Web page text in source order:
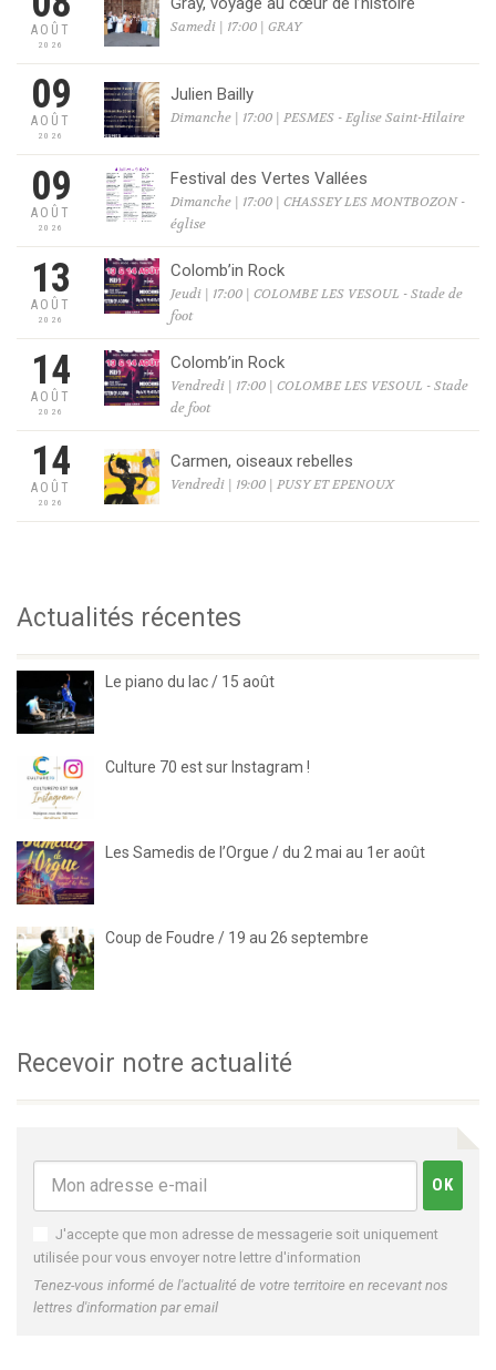
AOÛT
2026
Samedi | 17:00 | GRAY
09
AOÛT
2026
Julien Bailly
Dimanche | 17:00 | PESMES - Eglise Saint-Hilaire
09
AOÛT
2026
Festival des Vertes Vallées
Dimanche | 17:00 | CHASSEY LES MONTBOZON -
église
13
AOÛT
2026
Colomb’in Rock
Jeudi | 17:00 | COLOMBE LES VESOUL - Stade de
foot
14
AOÛT
2026
Colomb’in Rock
Vendredi | 17:00 | COLOMBE LES VESOUL - Stade
de foot
14
AOÛT
2026
Carmen, oiseaux rebelles
Vendredi | 19:00 | PUSY ET EPENOUX
Actualités récentes
Le piano du lac / 15 août
Culture 70 est sur Instagram !
Les Samedis de l’Orgue / du 2 mai au 1er août
Coup de Foudre / 19 au 26 septembre
Recevoir notre actualité
J'accepte que mon adresse de messagerie soit uniquement
utilisée pour vous envoyer notre lettre d'information
Tenez-vous informé de l'actualité de votre territoire en recevant nos
lettres d'information par email